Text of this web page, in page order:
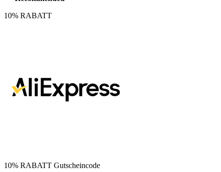
10% RABATT
10% RABATT Gutscheincode